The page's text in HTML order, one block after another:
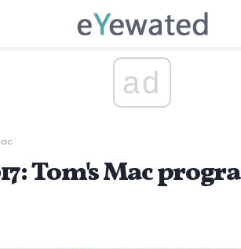
ad
Tom's Mac